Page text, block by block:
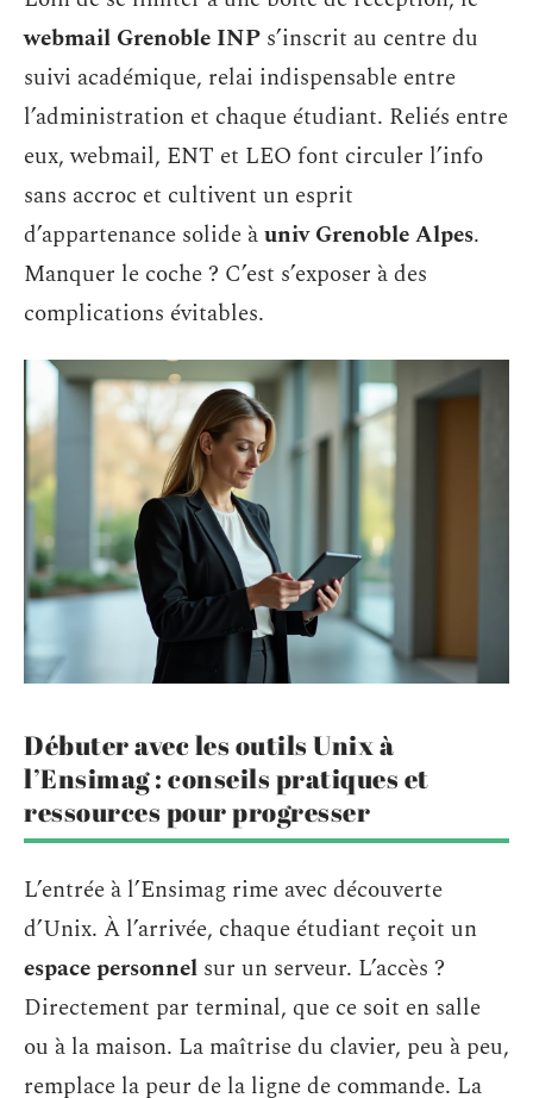
webmail Grenoble INP s’inscrit au centre du
suivi académique, relai indispensable entre
l’administration et chaque étudiant. Reliés entre
eux, webmail, ENT et LEO font circuler l’info
sans accroc et cultivent un esprit
d’appartenance solide àuniv Grenoble Alpes.
Manquer le coche ? C’est s’exposer à des
complications évitables.
Débuter avec les outils Unix à
l’Ensimag : conseils pratiques et
ressources pour progresser
L’entrée à l’Ensimag rime avec découverte
d’Unix. À l’arrivée, chaque étudiant reçoit un
espace personnel sur un serveur. L’accès ?
Directement par terminal, que ce soit en salle
ou à la maison. La maîtrise du clavier, peu à peu,
remplace la peur de la ligne de commande. La